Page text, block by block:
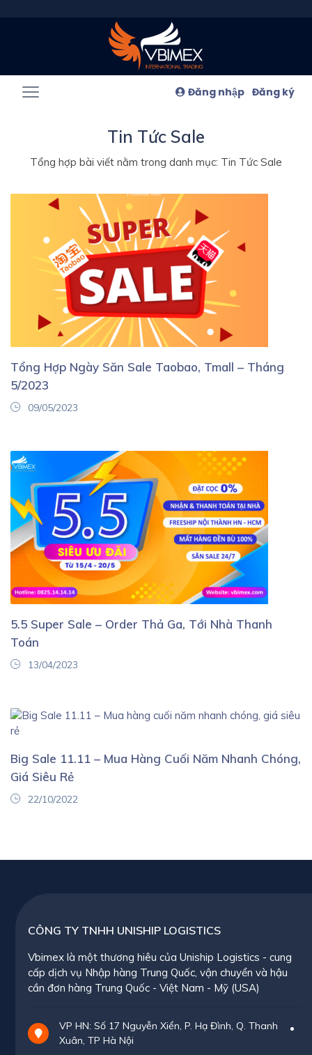
Đăng nhập Đăng ký
Tin Tức Sale
Tổng hợp bài viết nằm trong danh mục: Tin Tức Sale
Tổng Hợp Ngày Săn Sale Taobao, Tmall – Tháng
5/2023
09/05/2023
5.5 Super Sale – Order Thả Ga, Tới Nhà Thanh
Toán
13/04/2023
Big Sale 11.11 – Mua Hàng Cuối Năm Nhanh Chóng,
Giá Siêu Rẻ
22/10/2022
CÔNG TY TNHH UNISHIP LOGISTICS
Vbimex là một thương hiêu của Uniship Logistics - cung
cấp dịch vụ Nhập hàng Trung Quốc, vận chuyển và hậu
cần đơn hàng Trung Quốc - Việt Nam - Mỹ (USA)
VP HN: Số 17 Nguyễn Xiển, P. Hạ Đình, Q. Thanh
Xuân, TP Hà Nội